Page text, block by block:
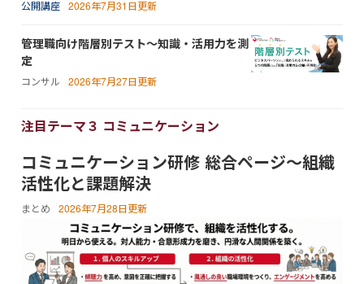
公開講座 2026年7月31日更新
管理職向け階層別テスト～知識・活用力を測
定
コンサル 2026年7月27日更新
注目テーマ３ コミュニケーション
コミュニケーション研修 総合ページ～組織
活性化と課題解決
まとめ 2026年7月28日更新